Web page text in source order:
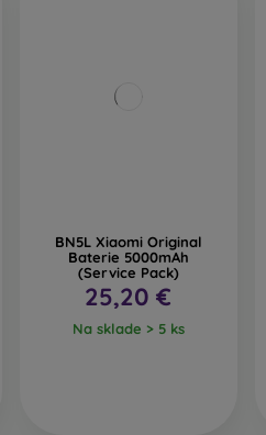
BN5L Xiaomi Original
Baterie 5000mAh
(Service Pack)
25,20 €
Na sklade > 5 ks